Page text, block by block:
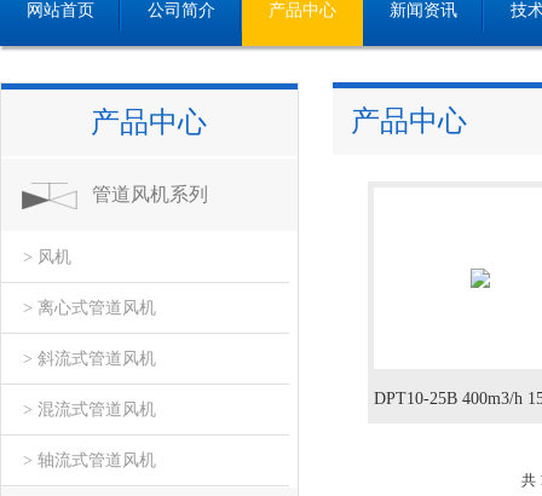
网站首页 公司简介 产品中心 新闻资讯 技
产品中心
管道风机系列
> 风机
> 离心式管道风机
> 斜流式管道风机
> 混流式管道风机
> 轴流式管道风机
产品中心
DPT10-25B 400m3/h
共